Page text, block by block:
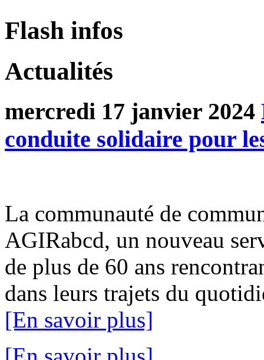
Flash infos
Actualités
mercredi 17 janvier 2024
conduite solidaire pour
La communauté de
AGIRabcd, un nouveau
de plus de 60 ans
dans leurs trajets du
[En savoir plus]